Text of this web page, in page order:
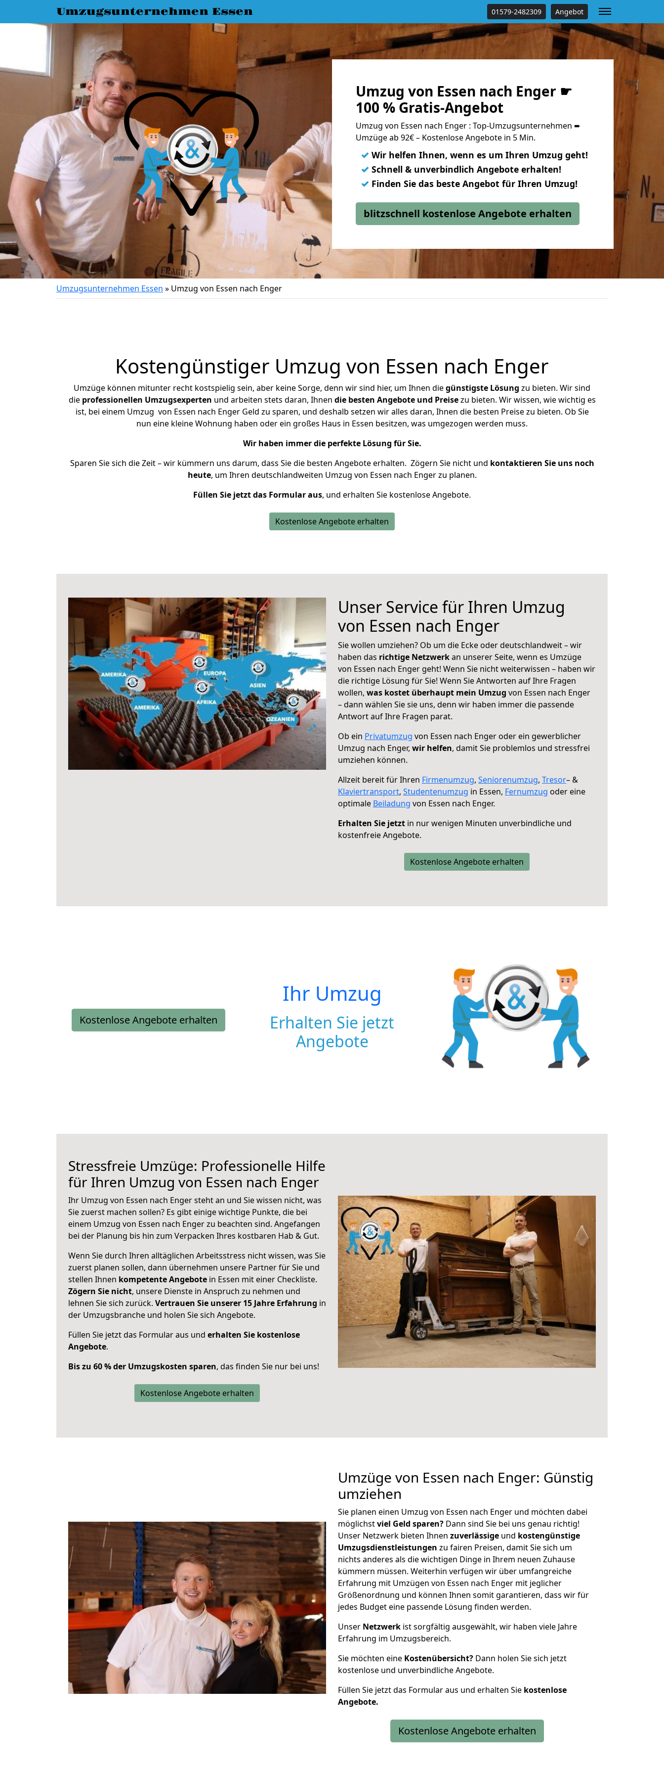
Umzugsunternehmen Essen 01579-2482309 Angebot
Umzug von Essen nach Enger ☛
100 % Gratis-Angebot
Umzug von Essen nach Enger : Top-Umzugsunternehmen ➨
Umzüge ab 92€ – Kostenlose Angebote in 5 Min.
✓ Wir helfen Ihnen, wenn es um Ihren Umzug geht!
✓ Schnell & unverbindlich Angebote erhalten!
✓ Finden Sie das beste Angebot für Ihren Umzug!
blitzschnell kostenlose Angebote erhalten
Umzugsunternehmen Essen » Umzug von Essen nach Enger
Kostengünstiger Umzug von Essen nach Enger
Umzüge können mitunter recht kostspielig sein, aber keine Sorge, denn wir sind hier, um Ihnen diegünstigste Lösung zu bieten. Wir sind
die professionellen Umzugsexperten und arbeiten stets daran, Ihnen die besten Angebote und Preisezu bieten. Wir wissen, wie wichtig es
ist, bei einem Umzug von Essen nach Enger Geld zu sparen, und deshalb setzen wir alles daran, Ihnen die besten Preise zu bieten. Ob Sie
nun eine kleine Wohnung haben oder ein großes Haus in Essen besitzen, was umgezogen werden muss.
Wir haben immer die perfekte Lösung für Sie.
Sparen Sie sich die Zeit – wir kümmern uns darum, dass Sie die besten Angebote erhalten. Zögern Sie nicht und kontaktieren Sie uns noch
heute, um Ihren deutschlandweiten Umzug von Essen nach Enger zu planen.
Füllen Sie jetzt das Formular aus, und erhalten Sie kostenlose Angebote.
Kostenlose Angebote erhalten
Unser Service für Ihren Umzug
von Essen nach Enger
Sie wollen umziehen? Ob um die Ecke oder deutschlandweit – wir
haben das richtige Netzwerkan unserer Seite, wenn es Umzüge
von Essen nach Enger geht! Wenn Sie nicht weiterwissen – haben wir
die richtige Lösung für Sie! Wenn Sie Antworten auf Ihre Fragen
wollen, was kostet überhaupt mein Umzug von Essen nach Enger
– dann wählen Sie sie uns, denn wir haben immer die passende
Antwort auf Ihre Fragen parat.
Ob ein Privatumzug von Essen nach Enger oder ein gewerblicher
Umzug nach Enger, wir helfen, damit Sie problemlos und stressfrei
umziehen können.
Allzeit bereit für Ihren Firmenumzug, Seniorenumzug, Tresor– &
Klaviertransport, Studentenumzug in Essen, Fernumzug oder eine
optimale Beiladung von Essen nach Enger.
Erhalten Sie jetzt in nur wenigen Minuten unverbindliche und
kostenfreie Angebote.
Kostenlose Angebote erhalten
Kostenlose Angebote erhalten
Ihr Umzug
Erhalten Sie jetzt
Angebote
Stressfreie Umzüge: Professionelle Hilfe
für Ihren Umzug von Essen nach Enger
Ihr Umzug von Essen nach Enger steht an und Sie wissen nicht, was
Sie zuerst machen sollen? Es gibt einige wichtige Punkte, die bei
einem Umzug von Essen nach Enger zu beachten sind. Angefangen
bei der Planung bis hin zum Verpacken Ihres kostbaren Hab & Gut.
Wenn Sie durch Ihren alltäglichen Arbeitsstress nicht wissen, was Sie
zuerst planen sollen, dann übernehmen unsere Partner für Sie und
stellen Ihnen kompetente Angebote in Essen mit einer Checkliste.
Zögern Sie nicht, unsere Dienste in Anspruch zu nehmen und
lehnen Sie sich zurück. Vertrauen Sie unserer 15 Jahre Erfahrung in
der Umzugsbranche und holen Sie sich Angebote.
Füllen Sie jetzt das Formular aus und erhalten Sie kostenlose
Angebote.
Bis zu 60 % der Umzugskosten sparen, das finden Sie nur bei uns!
Kostenlose Angebote erhalten
Umzüge von Essen nach Enger: Günstig
umziehen
Sie planen einen Umzug von Essen nach Enger und möchten dabei
möglichstviel Geld sparen? Dann sind Sie bei uns genau richtig!
Unser Netzwerk bieten Ihnen zuverlässige und kostengünstige
Umzugsdienstleistungen zu fairen Preisen, damit Sie sich um
nichts anderes als die wichtigen Dinge in Ihrem neuen Zuhause
kümmern müssen. Weiterhin verfügen wir über umfangreiche
Erfahrung mit Umzügen von Essen nach Enger mit jeglicher
Größenordnung und können Ihnen somit garantieren, dass wir für
jedes Budget eine passende Lösung finden werden.
Unser Netzwerk ist sorgfältig ausgewählt, wir haben viele Jahre
Erfahrung im Umzugsbereich.
Sie möchten eine Kostenübersicht? Dann holen Sie sich jetzt
kostenlose und unverbindliche Angebote.
Füllen Sie jetzt das Formular aus und erhalten Sie kostenlose
Angebote.
Kostenlose Angebote erhalten